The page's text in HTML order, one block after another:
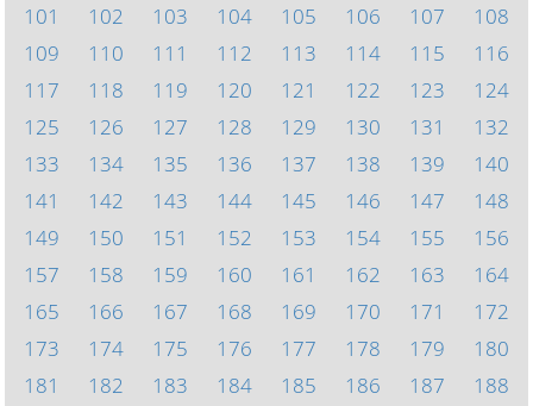
101
102 103 104 105 106 107
108
109
110 111 112 113 114 115
116
117
118 119 120 121 122 123
124
125
126 127 128 129 130 131
132
133
134 135 136 137 138 139
140
141
142 143 144 145 146 147
148
149
150 151 152 153 154 155
156
157
158 159 160 161 162 163
164
165
166 167 168 169 170 171
172
173
174 175 176 177 178 179
180
181
182 183 184 185 186 187
188